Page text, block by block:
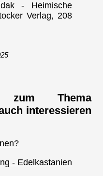
- Heimische
Verlag, 208
zum Thema
interessieren
- Edelkastanien